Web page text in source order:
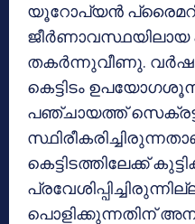
യൂറോപ്യന്‍
ജീര്‍ണാവസ്ഥയിലായ
തകര്‍ന്നുവീണു.
കെട്ടിടം
പഞ്ചായത്ത്
കെട്ടിടത്തിലേക്ക്
പൊളിക്കുന്നതിന്